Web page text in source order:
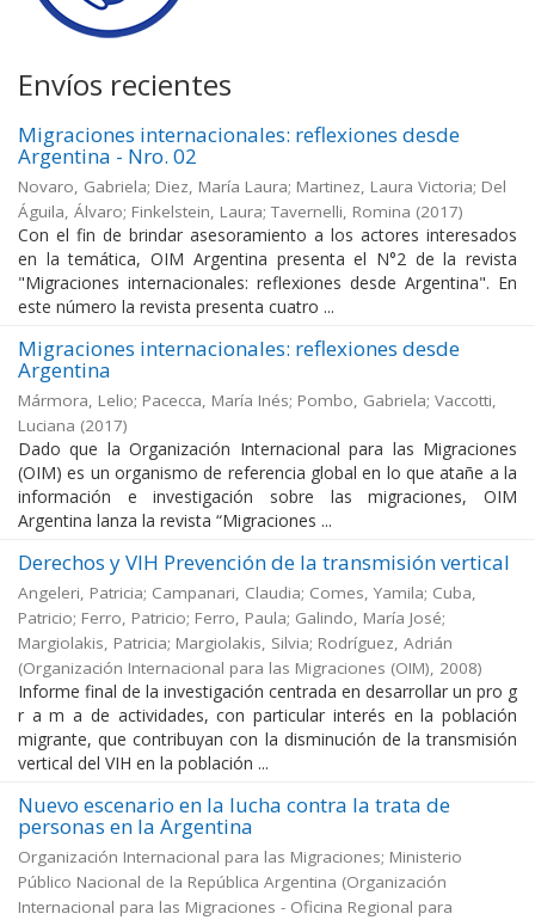
Envíos recientes
Migraciones internacionales: reflexiones desde
Argentina - Nro. 02
Novaro, Gabriela; Diez, María Laura; Martinez, Laura Victoria; Del
Águila, Álvaro; Finkelstein, Laura; Tavernelli, Romina (2017)
Con el fin de brindar asesoramiento a los actores interesados
en la temática, OIM Argentina presenta el N°2 de la revista
"Migraciones internacionales: reflexiones desde Argentina". En
este número la revista presenta cuatro ...
Migraciones internacionales: reflexiones desde
Argentina
Mármora, Lelio; Pacecca, María Inés; Pombo, Gabriela; Vaccotti,
Luciana (2017)
Dado que la Organización Internacional para las Migraciones
(OIM) es un organismo de referencia global en lo que atañe a la
información e investigación sobre las migraciones, OIM
Argentina lanza la revista “Migraciones ...
Derechos y VIH Prevención de la transmisión vertical
Angeleri, Patricia; Campanari, Claudia; Comes, Yamila; Cuba,
Patricio; Ferro, Patricio; Ferro, Paula; Galindo, María José;
Margiolakis, Patricia; Margiolakis, Silvia; Rodríguez, Adrián
(Organización Internacional para las Migraciones (OIM), 2008)
Informe final de la investigación centrada en desarrollar un pro g
r a m a de actividades, con particular interés en la población
migrante, que contribuyan con la disminución de la transmisión
vertical del VIH en la población ...
Nuevo escenario en la lucha contra la trata de
personas en la Argentina
Organización Internacional para las Migraciones; Ministerio
Público Nacional de la República Argentina (Organización
Internacional para las Migraciones - Oficina Regional para